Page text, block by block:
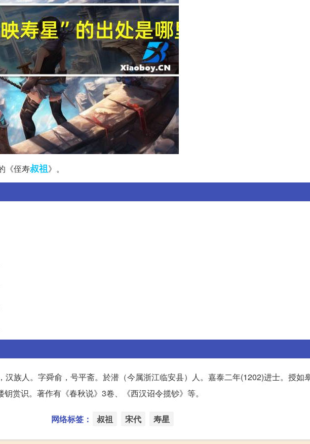
《侄寿叔祖》。
汉族人。字舜俞，号平斋。於潜（今属浙江临安县）人。嘉泰二年(1202)进士。授如
赏识。著作有《春秋说》3卷、《西汉诏令揽钞》等。
网络标签： 叔祖 宋代 寿星